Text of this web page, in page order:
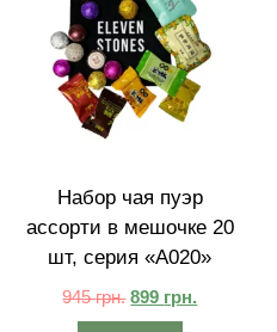
Набор чая пуэр
ассорти в мешочке 20
шт, серия «A020»
945грн. 899 грн.